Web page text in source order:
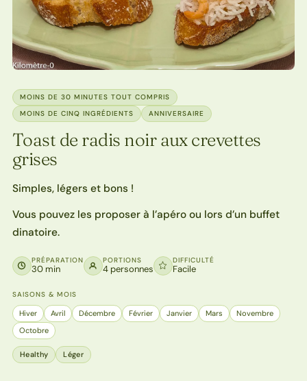
MOINS DE 30 MINUTES TOUT COMPRIS
MOINS DE CINQ INGRÉDIENTS
ANNIVERSAIRE
Toast de radis noir aux crevettes
grises
Simples, légers et bons !
Vous pouvez les proposer à l’apéro ou lors d’un buffet
dinatoire.
PRÉPARATION
30 min
PORTIONS
4 personnes
DIFFICULTÉ
Facile
SAISONS & MOIS
Hiver Avril Décembre Février Janvier Mars
Novembre
Octobre
Healthy Léger